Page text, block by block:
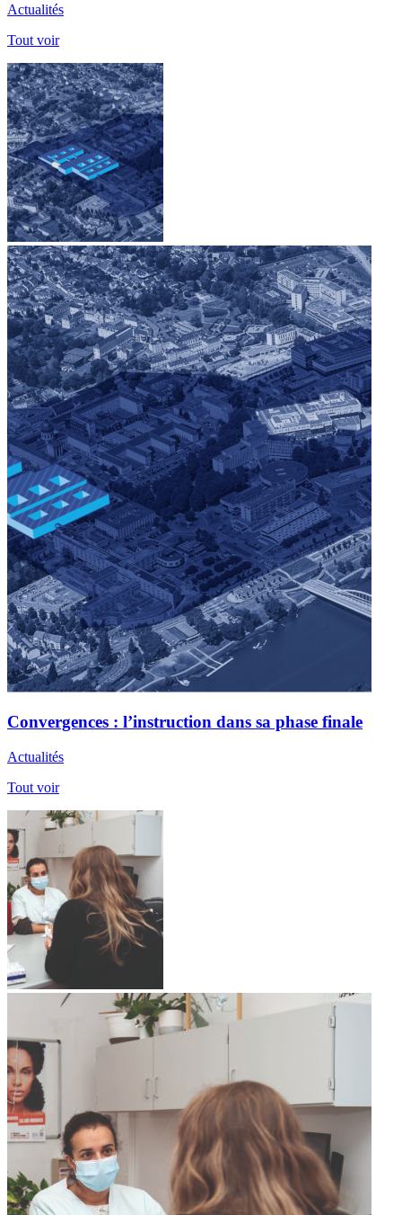
Actualités
Tout voir
Convergences : l’instruction dans sa phase finale
Actualités
Tout voir